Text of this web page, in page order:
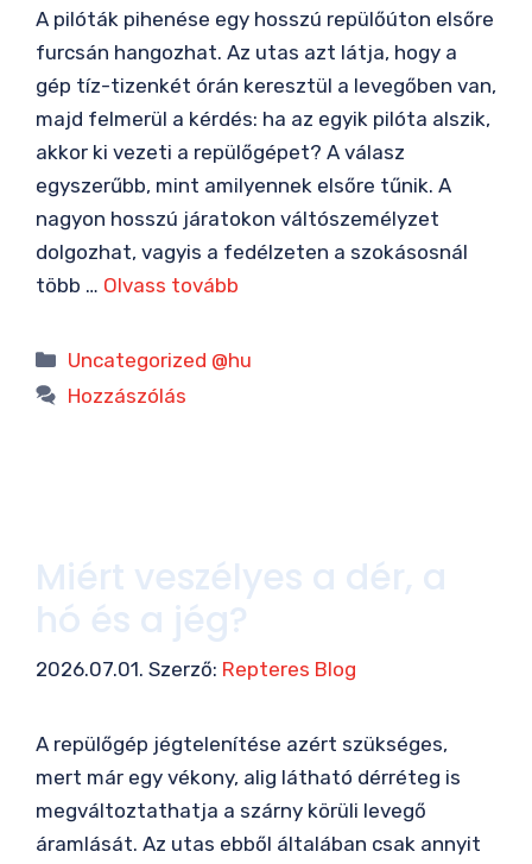
A pilóták pihenése egy hosszú repülőúton elsőre
furcsán hangozhat. Az utas azt látja, hogy a
gép tíz-tizenkét órán keresztül a levegőben van,
majd felmerül a kérdés: ha az egyik pilóta alszik,
akkor ki vezeti a repülőgépet? A válasz
egyszerűbb, mint amilyennek elsőre tűnik. A
nagyon hosszú járatokon váltószemélyzet
dolgozhat, vagyis a fedélzeten a szokásosnál
több … Olvass tovább
Kategória
Uncategorized @hu
Hozzászólás
Miért veszélyes a dér, a
hó és a jég?
2026.07.01. Szerző: Repteres Blog
A repülőgép jégtelenítése azért szükséges,
mert már egy vékony, alig látható dérréteg is
megváltoztathatja a szárny körüli levegő
áramlását. Az utas ebből általában csak annyit